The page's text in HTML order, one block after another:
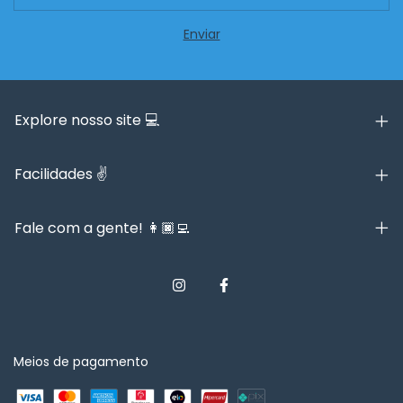
Explore nosso site 💻
Facilidades ✌️
Fale com a gente! 👩🏿‍💻
Meios de pagamento